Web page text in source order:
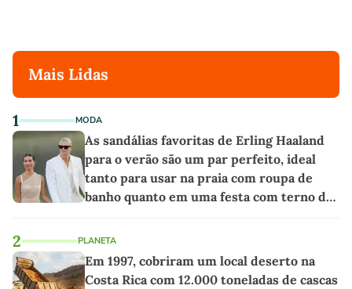
Mais Lidas
1 MODA
As sandálias favoritas de Erling Haaland
para o verão são um par perfeito, ideal
tanto para usar na praia com roupa de
banho quanto em uma festa com terno de
2 PLANETA
Em 1997, cobriram um local deserto na
Costa Rica com 12.000 toneladas de cascas